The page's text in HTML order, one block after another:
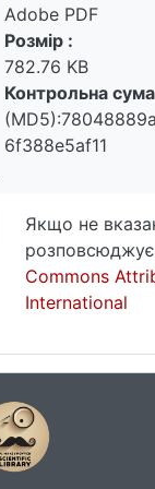
Adobe PDF
Розмір :
782.76 KB
Контрольна
6f388e5af11
Якщо не
Commons
International